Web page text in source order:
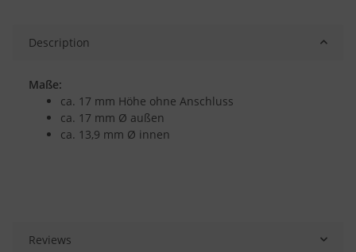
Description
Maße:
ca. 17 mm Höhe ohne Anschluss
ca. 17 mm Ø außen
ca. 13,9 mm Ø innen
Reviews